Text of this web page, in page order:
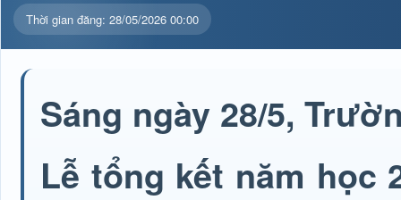
Thời gian đăng: 28/05/2026 00:00
Sáng ngày 28/5,
Lễ tổng kết năm học